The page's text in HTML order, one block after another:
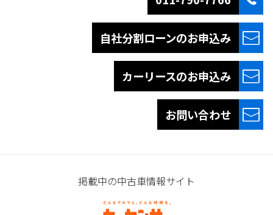
自社分割ローンのお申込み
カーリースのお申込み
お問い合わせ
掲載中の中古車情報サイト